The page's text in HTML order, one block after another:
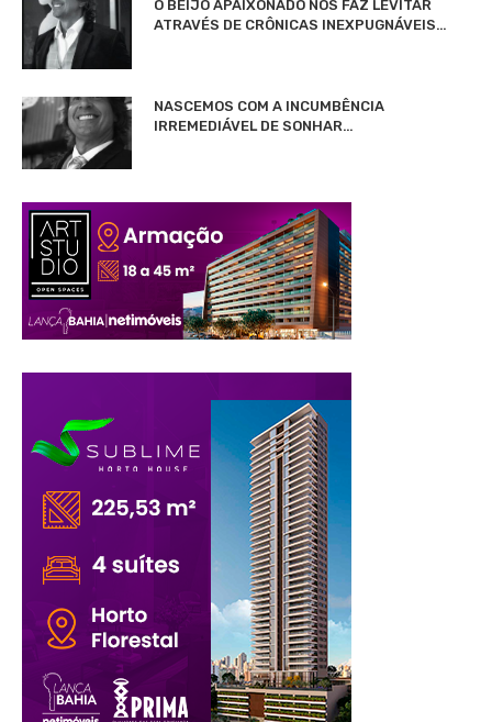
O BEIJO APAIXONADO NOS FAZ LEVITAR
ATRAVÉS DE CRÔNICAS INEXPUGNÁVEIS…
NASCEMOS COM A INCUMBÊNCIA
IRREMEDIÁVEL DE SONHAR…